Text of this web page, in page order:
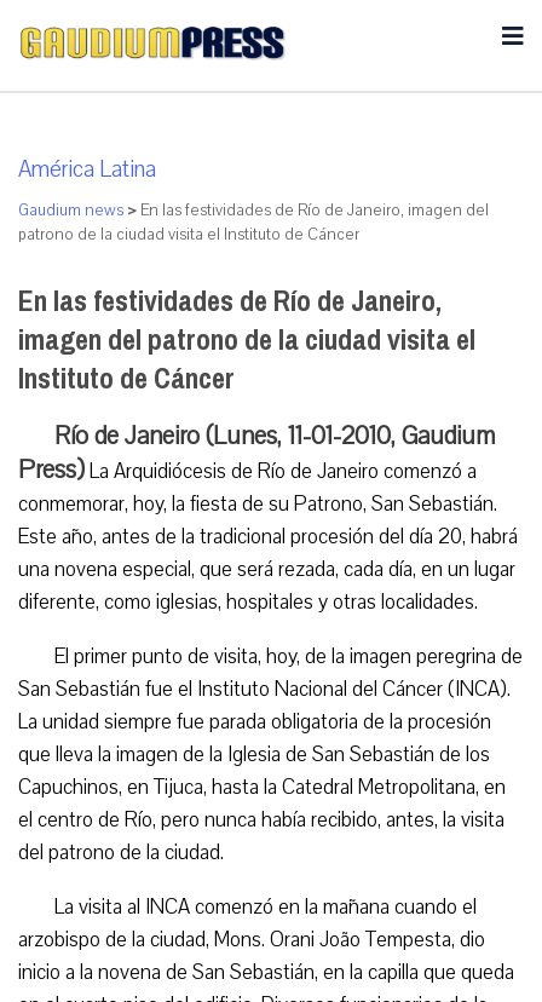
América Latina
Gaudium news > En las festividades de Río de Janeiro, imagen del
patrono de la ciudad visita el Instituto de Cáncer
En las festividades de Río de Janeiro,
imagen del patrono de la ciudad visita el
Instituto de Cáncer
Río de Janeiro (Lunes, 11-01-2010, Gaudium
Press)La Arquidiócesis de Río de Janeiro comenzó a
conmemorar, hoy, la fiesta de su Patrono, San Sebastián.
Este año, antes de la tradicional procesión del día 20, habrá
una novena especial, que será rezada, cada día, en un lugar
diferente, como iglesias, hospitales y otras localidades.
El primer punto de visita, hoy, de la imagen peregrina de
San Sebastián fue el Instituto Nacional del Cáncer (INCA).
La unidad siempre fue parada obligatoria de la procesión
que lleva la imagen de la Iglesia de San Sebastián de los
Capuchinos, en Tijuca, hasta la Catedral Metropolitana, en
el centro de Río, pero nunca había recibido, antes, la visita
del patrono de la ciudad.
La visita al INCA comenzó en la mañana cuando el
arzobispo de la ciudad, Mons. Orani João Tempesta, dio
inicio a la novena de San Sebastián, en la capilla que queda